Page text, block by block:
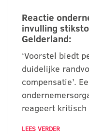
Reactie
invulling
Gelderland:
‘Voorstel biedt
duidelijke
compensatie’.
reageert
LEES VERDER